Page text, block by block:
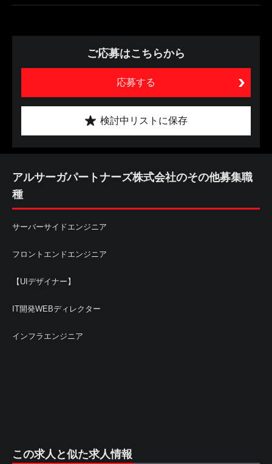
ご応募はこちらから
応募する
検討中リストに保存
アルサーガパートナーズ株式会社のその他募集職
種
サーバーサイドエンジニア
フロントエンドエンジニア
【UIデザイナー】
IT開発WEBディレクター
インフラエンジニア
この求人と似た求人情報